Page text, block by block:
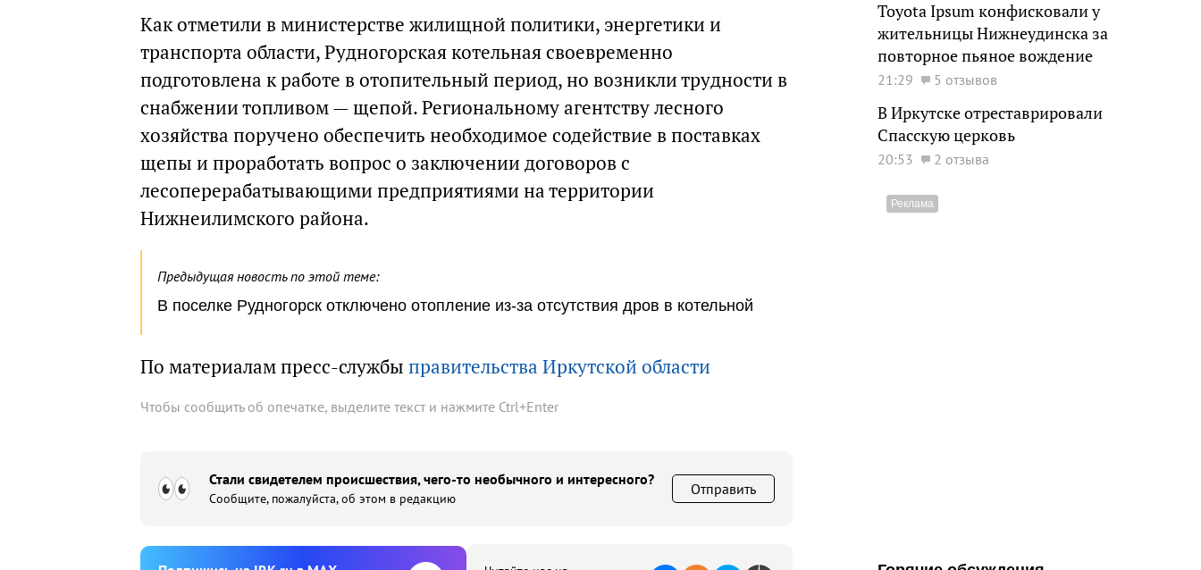
Как отметили в министерстве жилищной политики, энергетики и
транспорта области, Рудногорская котельная своевременно
подготовлена к работе в отопительный период, но возникли трудности в
снабжении топливом — щепой. Региональному агентству лесного
хозяйства поручено обеспечить необходимое содействие в поставках
щепы и проработать вопрос о заключении договоров с
лесоперерабатывающими предприятиями на территории
Нижнеилимского района.
Предыдущая новость по этой теме:
В поселке Рудногорск отключено отопление из-за отсутствия дров в котельной
По материалам пресс-службы правительства Иркутской области
Чтобы сообщить об опечатке, выделите текст и нажмите Ctrl+Enter
Стали свидетелем происшествия, чего-то необычного и интересного?
Сообщите, пожалуйста, об этом в редакцию
Отправить
Toyota Ipsum конфисковали у
жительницы Нижнеудинска за
повторное пьяное вождение
21:29 5 отзывов
В Иркутске отреставрировали
Спасскую церковь
20:53 2 отзыва